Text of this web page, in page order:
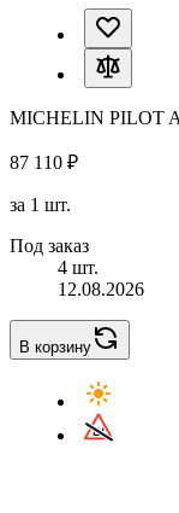
MICHELIN PILOT
87 110 ₽
за 1 шт.
Под заказ
4 шт.
12.08.2026
В корзину